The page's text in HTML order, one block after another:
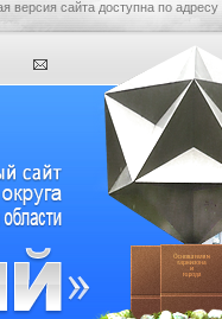
версия сайта доступна по адресу